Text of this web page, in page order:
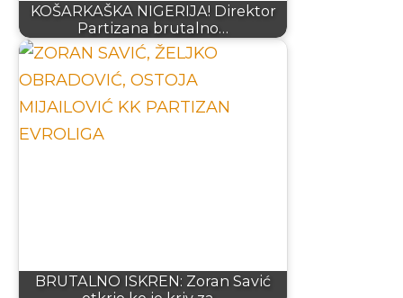
KOŠARKAŠKA NIGERIJA! Direktor
Partizana brutalno…
BRUTALNO ISKREN: Zoran Savić